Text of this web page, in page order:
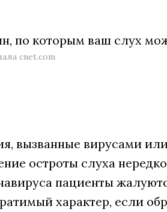
cnet.com
вызванные вирусами
остроты слуха
пациенты
характер, если